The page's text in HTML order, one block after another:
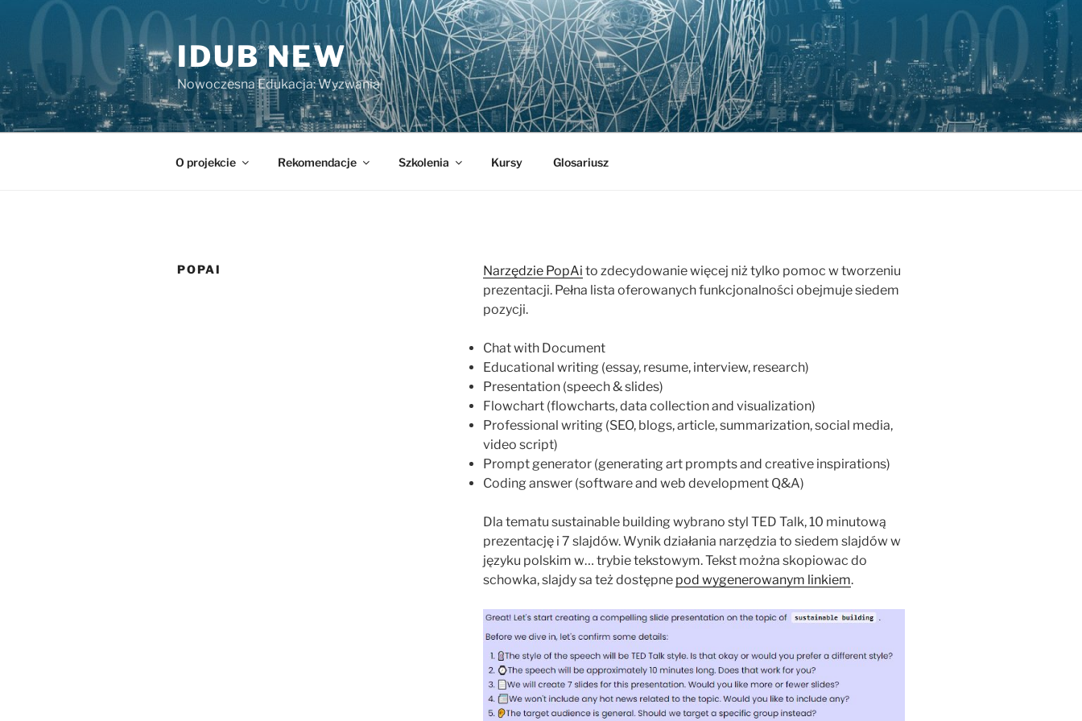
Przejdź
IDUB NEW
Nowoczesna Edukacja: Wyzwania
O projekcie Rekomendacje Szkolenia Kursy Glosariusz
POPAI Narzędzie PopAi to zdecydowanie więcej niż tylko pomoc w tworzeniu
prezentacji. Pełna lista oferowanych funkcjonalności obejmuje siedem
pozycji.
Chat with Document
Educational writing (essay, resume, interview, research)
Presentation (speech & slides)
Flowchart (flowcharts, data collection and visualization)
Professional writing (SEO, blogs, article, summarization, social media,
video script)
Prompt generator (generating art prompts and creative inspirations)
Coding answer (software and web development Q&A)
Dla tematu sustainable building wybrano styl TED Talk, 10 minutową
prezentację i 7 slajdów. Wynik działania narzędzia to siedem slajdów w
języku polskim w… trybie tekstowym. Tekst można skopiowac do
schowka, slajdy sa też dostępne pod wygenerowanym linkiem.